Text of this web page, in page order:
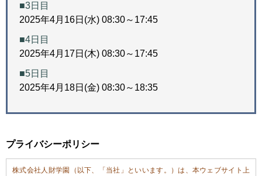
■3日目
2025年4月16日(水) 08:30～17:45
■4日目
2025年4月17日(木) 08:30～17:45
■5日目
2025年4月18日(金) 08:30～18:35
プライバシーポリシー
株式会社人財学園（以下、「当社」といいます。）は、本ウェブサイト上